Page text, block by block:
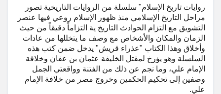
روايات تاريخ الإسلام" سلسلة من الروايات التاريخية تصور
مراحل التاريخ الإسلامي منذ ظهور الإسلام روعي فيها عنصر
التشويق مع التزام الحوادث التاريخ ية التزاماً دقيقاً من حيث
الزمان والمكان والأشخاص مع وصف ما يتخللها من عادات
وأخلاق وهذا الكتاب "عذراء قريش" يدخل ضمن كتب هذه
السلسلة وهو يؤرخ لمقتل الخليفة عثمان بن عفان وخلافة
الإمام علي، وما نجم عن ذلك من الفتنة وواقعتي الجمل
وصفين إلى تحكيم الحكمين وخروج مصر من خلافة الإمام
علي.